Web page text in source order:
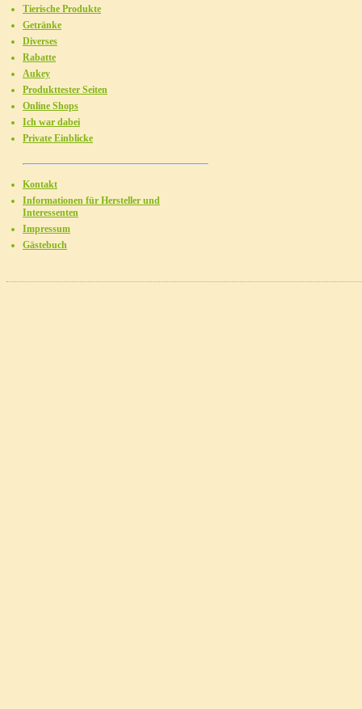
Tierische Produkte
Getränke
Diverses
Rabatte
Aukey
Produkttester Seiten
Online Shops
Ich war dabei
Private Einblicke
Kontakt
Informationen für Hersteller und
Interessenten
Impressum
Gästebuch